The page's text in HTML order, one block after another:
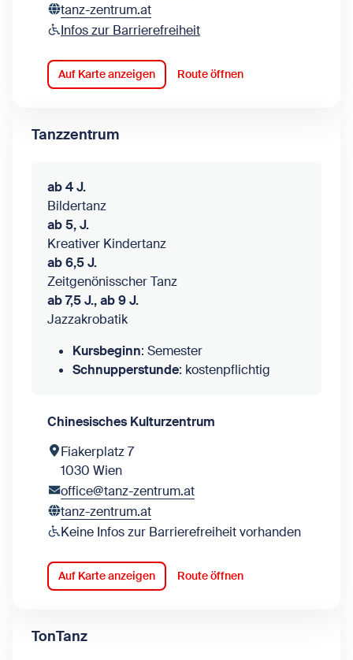
tanz-zentrum.at
Infos zur Barrierefreiheit
Auf Karte anzeigen Route öffnen
Tanzzentrum
ab 4 J.
Bildertanz
ab 5, J.
Kreativer Kindertanz
ab 6,5 J.
Zeitgenönisscher Tanz
ab 7,5 J., ab 9 J.
Jazzakrobatik
Kursbeginn: Semester
Schnupperstunde: kostenpflichtig
Chinesisches Kulturzentrum
Fiakerplatz 7
1030 Wien
office@tanz-zentrum.at
tanz-zentrum.at
Keine Infos zur Barrierefreiheit vorhanden
Auf Karte anzeigen Route öffnen
TonTanz